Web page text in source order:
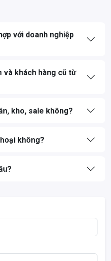
với doanh nghiệp
và khách hàng cũ từ
kho, sale không?
không?